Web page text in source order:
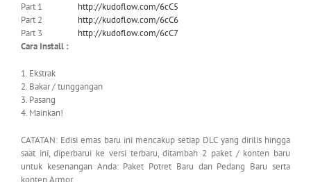
Part 1
http://kudoflow.com/6cC5
Part 2
http://kudoflow.com/6cC6
Part 3
http://kudoflow.com/6cC7
Cara Install :
1. Ekstrak
2. Bakar / tunggangan
3. Pasang
4. Mainkan!
CATATAN: Edisi emas baru ini mencakup setiap DLC yang dirilis hingga
saat ini, diperbarui ke versi terbaru, ditambah 2 paket / konten baru
untuk kesenangan Anda: Paket Potret Baru dan Pedang Baru serta